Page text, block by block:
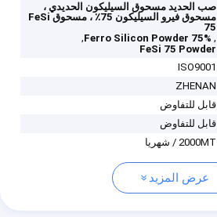
صب الحديد مسحوق السيليكون الحديدي ،
مسحوق فيرو السيليكون 75٪ ، مسحوق FeSi
75
,
Ferro Silicon Powder 75%
,
FeSi 75 Powder
ISO9001
ZHENAN
قابل للتفاوض
قابل للتفاوض
2000MT / شهريا
عرض المزيد